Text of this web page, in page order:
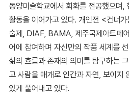
동양미술학교에서 회화를 전공했으며,
활동을 이어가고 있다. 개인전 <건너
술제, DIAF, BAMA, 제주국제아트페
어에 참여하며 자신만의 작품 세계를
삶의 흐름과 존재의 의미를 탐구하는
고 사람을 매개로 인간과 자연, 보이지
있게 풀어내고 있다.